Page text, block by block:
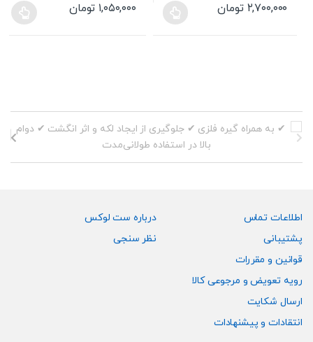
۱,۰۵۰,۰۰۰ تومان
باشد.
گزینه
ها
ممکن
صفحه
انتخاب
۲,۷۰۰,۰۰۰ تومان
باشد.
گزینه
ممکن
صفحه
انتخاب
شوند
اطلاعات تماس
پشتیبانی
قوانین و مقررات
رویه تعویض و مرجوعی کالا
ارسال شکایت
انتقادات و پیشنهادات
درباره ست لوکس
نظر سنجی